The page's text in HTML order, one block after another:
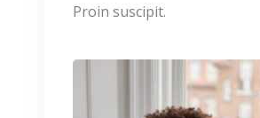
Proin suscipit.